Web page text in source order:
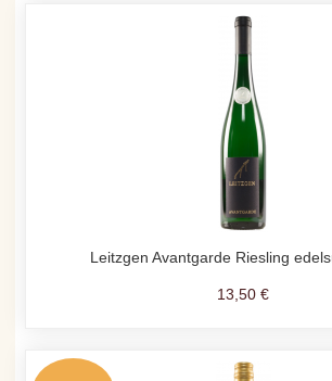
Leitzgen Avantgarde Riesling
13,50 €